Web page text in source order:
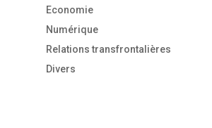
Economie
Numérique
Relations transfrontalières
Divers